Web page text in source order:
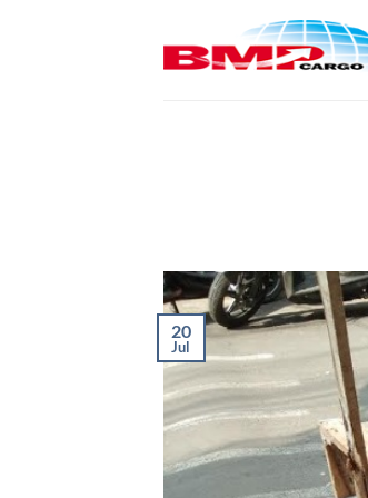
20
Jul